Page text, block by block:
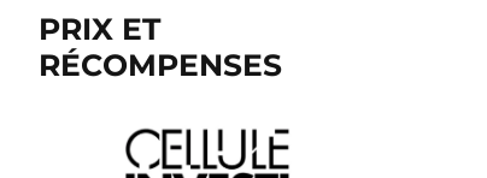
PRIX ET
RÉCOMPENSES